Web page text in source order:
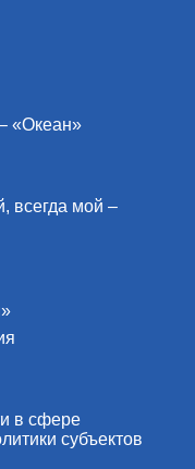
«Океан»
всегда мой –
в сфере
субъектов